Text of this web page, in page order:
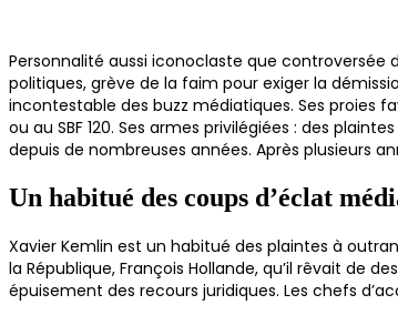
Personnalité aussi iconoclaste que controversée
politiques, grève de la faim pour exiger la
incontestable des buzz médiatiques. Ses proies
ou au SBF 120. Ses armes privilégiées : des
depuis de nombreuses années. Après plusieurs
Un habitué des coups d’éclat
Xavier Kemlin est un habitué des plaintes à
la République, François Hollande, qu’il rêvait de
épuisement des recours juridiques. Les chefs